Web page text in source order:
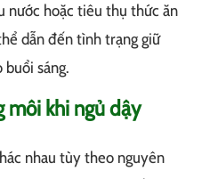
nước hoặc tiêu thụ thức ăn
dẫn đến tình trạng giữ
buổi sáng.
môi khi ngủ dậy
nhau tùy theo nguyên